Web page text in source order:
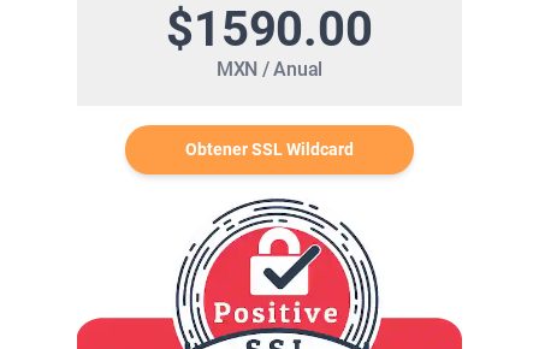
$1590.00
MXN / Anual
Obtener SSL Wildcard